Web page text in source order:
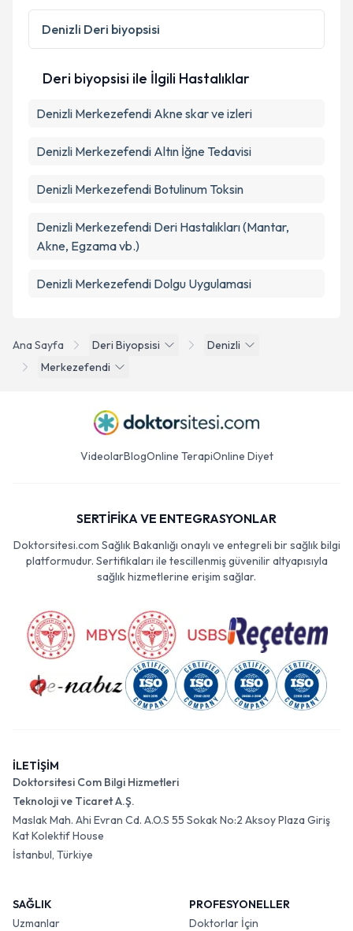
Ana Sayfa Deri Biyopsisi
Denizli
Merkezefendi
Denizli Deri biyopsisi
Deri biyopsisi ile İlgili Hastalıklar
Denizli Merkezefendi Akne skar ve izleri
Denizli Merkezefendi Altın İğne Tedavisi
Denizli Merkezefendi Botulinum Toksin
Denizli Merkezefendi Deri Hastalıkları (Mantar,
Akne, Egzama vb.)
Denizli Merkezefendi Dolgu Uygulamasi
VideolarBlogOnline TerapiOnline Diyet
SERTİFİKA VE ENTEGRASYONLAR
Doktorsitesi.com Sağlık Bakanlığı onaylı ve entegreli bir sağlık bilgi
platformudur. Sertifikaları ile tescillenmiş güvenilir altyapısıyla
sağlık hizmetlerine erişim sağlar.
İLETİŞİM
Doktorsitesi Com Bilgi Hizmetleri
Teknoloji ve Ticaret A.Ş.
Maslak Mah. Ahi Evran Cd. A.O.S 55 Sokak No:2 Aksoy Plaza Giriş
Kat Kolektif House
İstanbul, Türkiye
SAĞLIK
Uzmanlar
PROFESYONELLER
Doktorlar İçin